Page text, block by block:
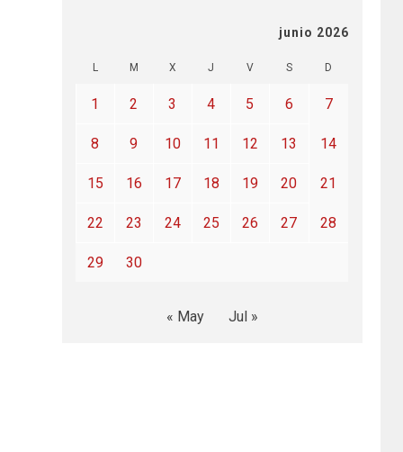
junio 2026
L M X J V S D
1 2 3 4 5 6 7
8 9 10 11 12 13 14
15 16 17 18 19 20 21
22 23 24 25 26 27 28
29 30
« May Jul »